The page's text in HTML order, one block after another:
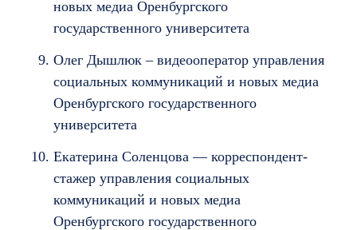
новых медиа Оренбургского
государственного университета
Олег Дышлюк – видеооператор управления
социальных коммуникаций и новых медиа
Оренбургского государственного
университета
Екатерина Соленцова — корреспондент-
стажер управления социальных
коммуникаций и новых медиа
Оренбургского государственного